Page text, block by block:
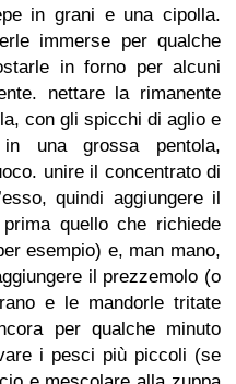
in grani e una cipolla.
immerse per qualche
in forno per alcuni
nettare la rimanente
con gli spicchi di aglio e
una grossa pentola,
unire il concentrato di
quindi aggiungere il
quello che richiede
esempio) e, man mano,
il prezzemolo (o
e le mandorle tritate
per qualche minuto
i pesci più piccoli (se